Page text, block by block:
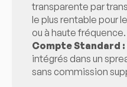
transparente par
le plus rentable pour
ou à haute fréquence.
Compte Standard :
intégrés dans un
sans commission